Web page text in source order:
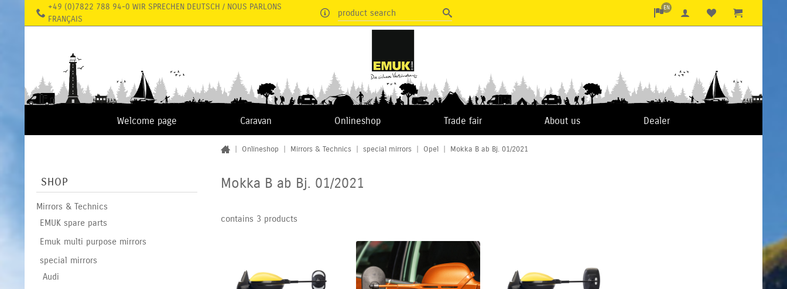
+49 (0)7822 788 94-0 WIR SPRECHEN DEUTSCH / NOUS PARLONS
FRANÇAIS
product search EN
Welcome page Caravan Onlineshop Trade fair About us Dealer
SHOP
Mirrors & Technics
EMUK spare parts
Emuk multi purpose mirrors
special mirrors
Audi
Onlineshop Mirrors & Technics special mirrors Opel Mokka B ab Bj. 01/2021
Mokka B ab Bj. 01/2021
contains 3 products